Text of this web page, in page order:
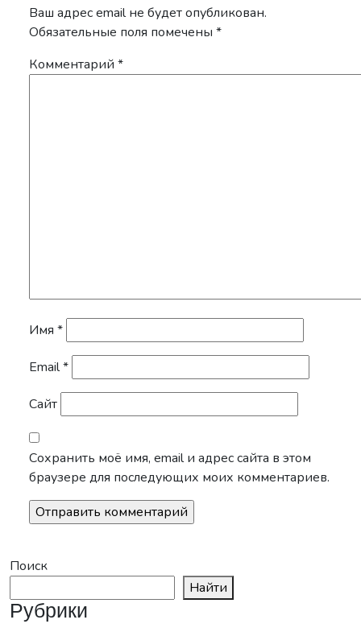
Ваш адрес email не будет опубликован.
Обязательные поля помечены *
Комментарий *
Имя *
Email*
Сайт
Сохранить моё имя, email и адрес сайта в этом
браузере для последующих моих комментариев.
Поиск
Найти
Рубрики